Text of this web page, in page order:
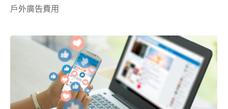
戶外廣告費用